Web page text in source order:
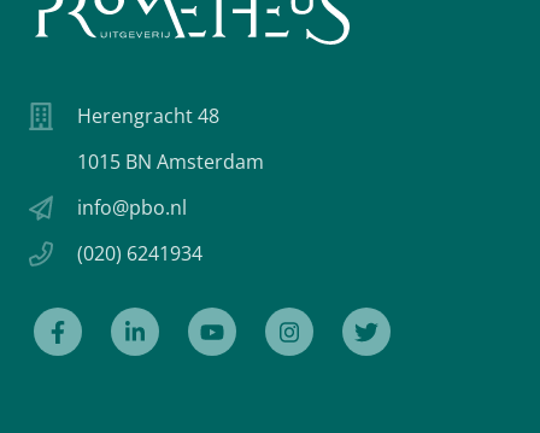
Herengracht 48
1015 BN Amsterdam
info@pbo.nl
(020) 6241934